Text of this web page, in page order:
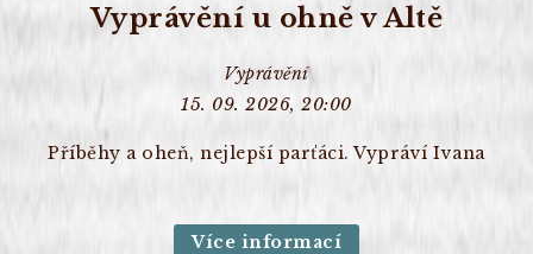
Vyprávění u ohně v Altě
Vyprávění
15. 09. 2026, 20:00
Příběhy a oheň, nejlepší parťáci. Vypráví Ivana
Více informací